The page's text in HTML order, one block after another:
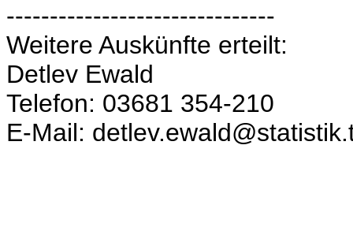
-------------------------------
Weitere Auskünfte erteilt:
Detlev Ewald
Telefon: 03681 354-210
E-Mail: